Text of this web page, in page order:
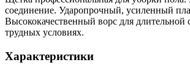
соединение. Ударопрочный, усиленный
Высококачественный ворс для
трудных условиях.
Характеристики